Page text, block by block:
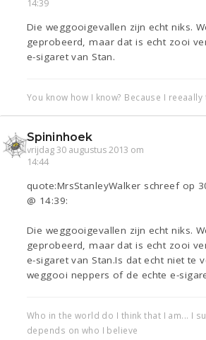
14:39
Die weggooigevallen zijn echt niks.
geprobeerd, maar dat is echt zooi
e-sigaret van Stan.
You know how I know? Because I reeaally
Spininhoek
vrijdag 30 augustus 2013 om
14:44
quote:MrsStanleyWalker schreef op
@ 14:39:
Die weggooigevallen zijn echt niks.
geprobeerd, maar dat is echt zooi
e-sigaret van Stan.Is dat echt niet te
weggooi neppers of de echte e-
Who in the world do I think that I am... I
depends on who I believe